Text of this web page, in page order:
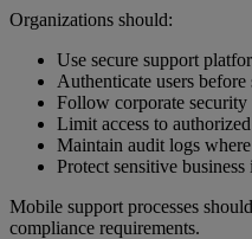
Organizations should:
Use secure support
Authenticate users before
Follow corporate security
Limit access to
Maintain audit logs
Protect sensitive
Mobile support processes
compliance requirements.